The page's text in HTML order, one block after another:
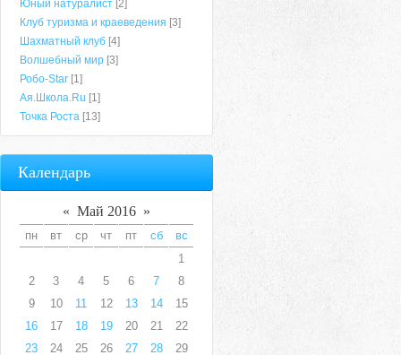
Юный натуралист [2]
Клуб туризма и краеведения [3]
Шахматный клуб [4]
Волшебный мир [3]
Робо-Star [1]
Ая.Школа.Ru [1]
Точка Роста [13]
Календарь
« Май 2016 »
пн вт ср чт пт сб
вс
1
2
3 4 5 6 7
8
9
10 11 12 13 14
15
16
17 18 19 20 21
22
23
24 25 26 27 28
29